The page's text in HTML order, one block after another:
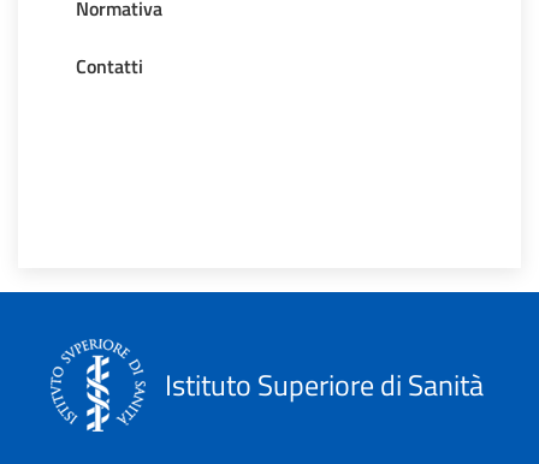
Normativa
Contatti
Istituto Superiore di Sanità